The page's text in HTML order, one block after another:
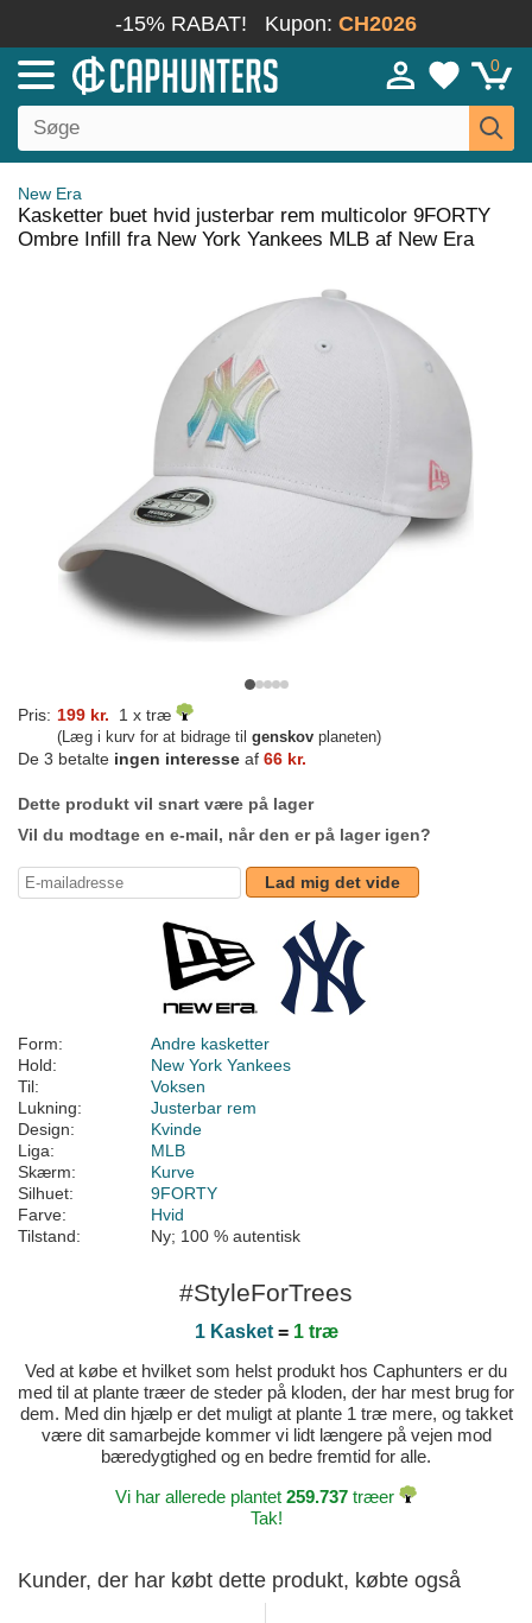
-15% RABAT! Kupon: CH2026
0
New Era
Kasketter buet hvid justerbar rem multicolor 9FORTY
Ombre Infill fra New York Yankees MLB af New Era
Pris: 199 kr. 1 x træ
(Læg i kurv for at bidrage til genskov planeten)
De 3 betalte ingen interesse af 66 kr.
Dette produkt vil snart være på lager
Vil du modtage en e-mail, når den er på lager igen?
Lad mig det vide
Form:
Andre kasketter
Hold:
New York Yankees
Til:
Voksen
Lukning:
Justerbar rem
Design:
Kvinde
Liga:
MLB
Skærm:
Kurve
Silhuet:
9FORTY
Farve:
Hvid
Tilstand:
Ny; 100 % autentisk
#StyleForTrees
1 Kasket= 1 træ
Ved at købe et hvilket som helst produkt hos Caphunters er du
med til at plante træer de steder på kloden, der har mest brug for
dem. Med din hjælp er det muligt at plante 1 træ mere, og takket
være dit samarbejde kommer vi lidt længere på vejen mod
bæredygtighed og en bedre fremtid for alle.
Vi har allerede plantet 259.737 træer
Tak!
Kunder, der har købt dette produkt, købte også